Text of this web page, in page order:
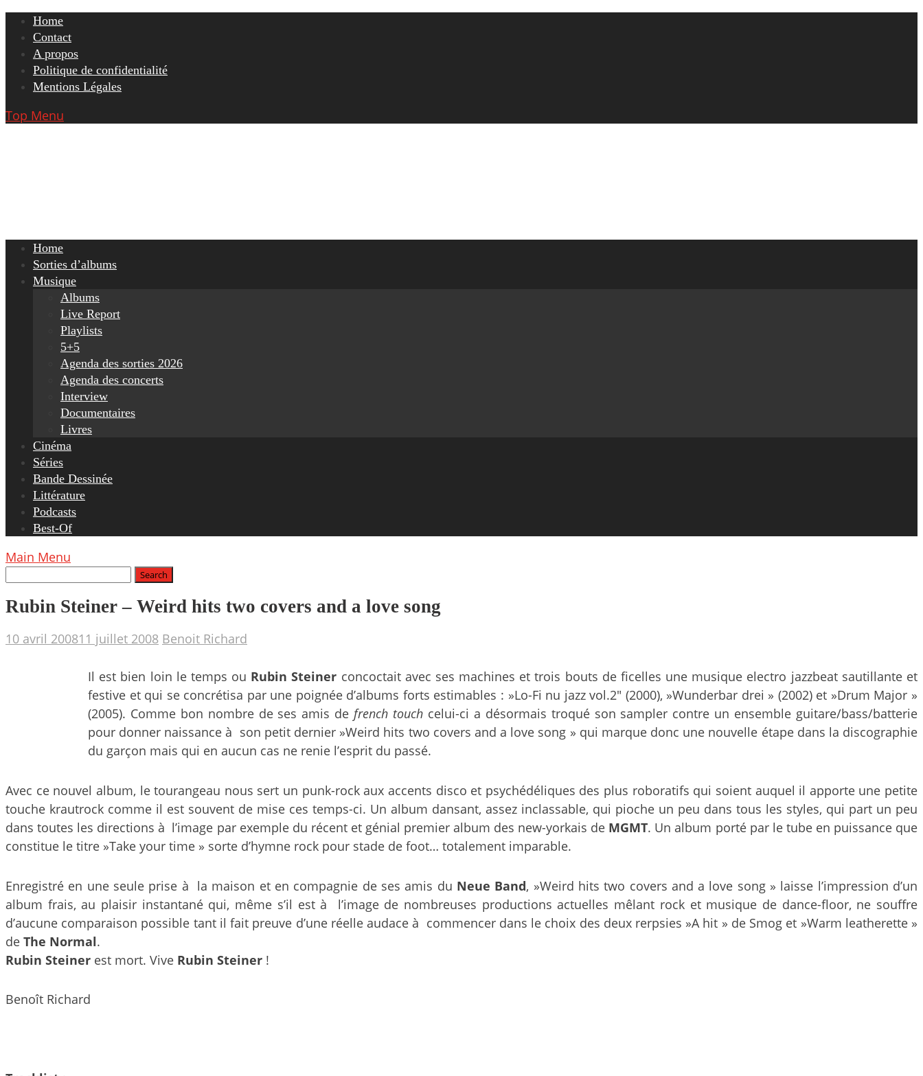
Skip
content
Home
Contact
A propos
Politique de confidentialité
Mentions Légales
Top Menu
Home
Sorties d’albums
Musique
Albums
Live Report
Playlists
5+5
Agenda des sorties 2026
Agenda des concerts
Interview
Documentaires
Livres
Cinéma
Séries
Bande Dessinée
Littérature
Podcasts
Best-Of
Main Menu
Rubin Steiner – Weird hits two covers and a love song
10 avril 200811 juillet 2008 Benoit Richard
Il est bien loin le temps ou Rubin Steiner concoctait avec ses machines et trois bouts de ficelles une musique electro jazzbeat sautillante et
festive et qui se concrétisa par une poignée d’albums forts estimables : »Lo-Fi nu jazz vol.2″ (2000), »Wunderbar drei » (2002) et »Drum Major »
(2005). Comme bon nombre de ses amis defrench touch celui-ci a désormais troqué son sampler contre un ensemble guitare/bass/batterie
pour donner naissance à son petit dernier »Weird hits two covers and a love song » qui marque donc une nouvelle étape dans la discographie
du garçon mais qui en aucun cas ne renie l’esprit du passé.
Avec ce nouvel album, le tourangeau nous sert un punk-rock aux accents disco et psychédéliques des plus roboratifs qui soient auquel il apporte une petite
touche krautrock comme il est souvent de mise ces temps-ci. Un album dansant, assez inclassable, qui pioche un peu dans tous les styles, qui part un peu
dans toutes les directions à l’image par exemple du récent et génial premier album des new-yorkais de MGMT. Un album porté par le tube en puissance que
constitue le titre »Take your time » sorte d’hymne rock pour stade de foot… totalement imparable.
Enregistré en une seule prise à la maison et en compagnie de ses amis du Neue Band, »Weird hits two covers and a love song » laisse l’impression d’un
album frais, au plaisir instantané qui, même s’il est à l’image de nombreuses productions actuelles mêlant rock et musique de dance-floor, ne souffre
d’aucune comparaison possible tant il fait preuve d’une réelle audace à commencer dans le choix des deux rerpsies »A hit » de Smog et »Warm leatherette »
de The Normal.
Rubin Steiner est mort. Vive Rubin Steiner !
Benoît Richard